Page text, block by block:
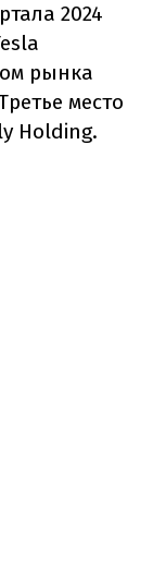
2024
рынка
место
Holding.